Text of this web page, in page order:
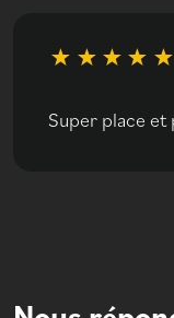
Super place et